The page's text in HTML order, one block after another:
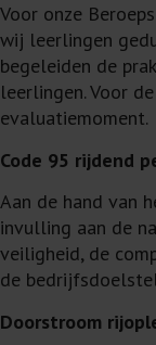
Voor onze
wij leerlingen
begeleiden de
leerlingen. Voor
evaluatiemoment.
Code 95 rijdend
Aan de hand van
invulling aan de
veiligheid, de
de
Doorstroom